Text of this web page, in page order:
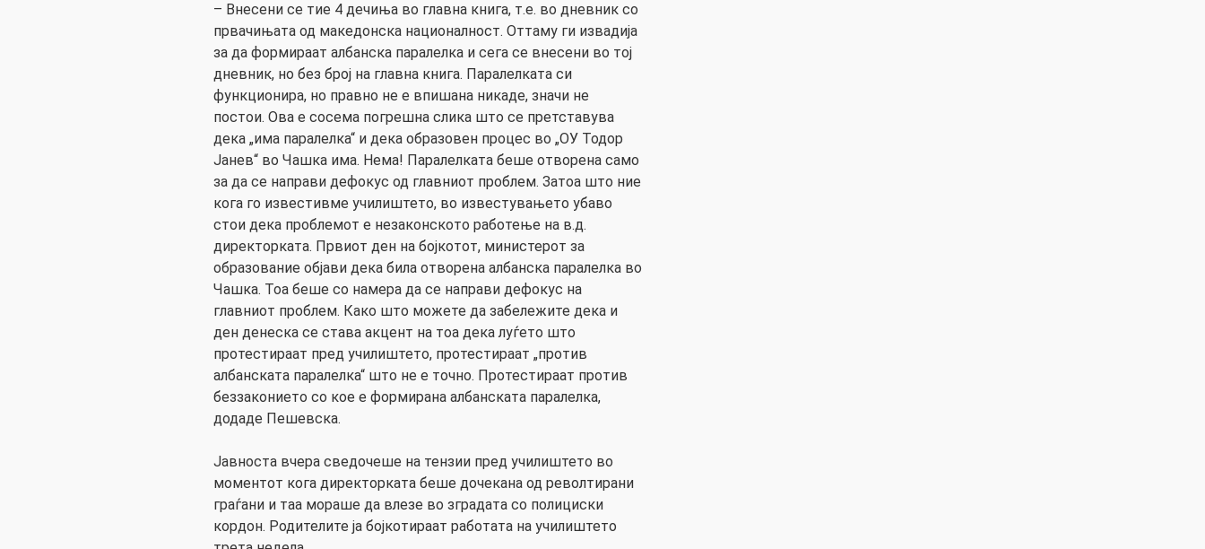
– Внесени се тие 4 дечиња во главна книга, т.е. во дневник со
првачињата од македонска националност. Оттаму ги извадија
за да формираат албанска паралелка и сега се внесени во тој
дневник, но без број на главна книга. Паралелката си
функционира, но правно не е впишана никаде, значи не
постои. Ова е сосема погрешна слика што се претставува
дека „има паралелка“ и дека образовен процес во „ОУ Тодор
Јанев“ во Чашка има. Нема! Паралелката беше отворена само
за да се направи дефокус од главниот проблем. Затоа што ние
кога го известивме училиштето, во известувањето убаво
стои дека проблемот е незаконското работење на в.д.
директорката. Првиот ден на бојкотот, министерот за
образование објави дека била отворена албанска паралелка во
Чашка. Тоа беше со намера да се направи дефокус на
главниот проблем. Како што можете да забележите дека и
ден денеска се става акцент на тоа дека луѓето што
протестираат пред училиштето, протестираат „против
албанската паралелка“ што не е точно. Протестираат против
беззаконието со кое е формирана албанската паралелка,
додаде Пешевска.
Јавноста вчера сведочеше на тензии пред училиштето во
моментот кога директорката беше дочекана од револтирани
граѓани и таа мораше да влезе во зградата со полициски
кордон. Родителите ја бојкотираат работата на училиштето